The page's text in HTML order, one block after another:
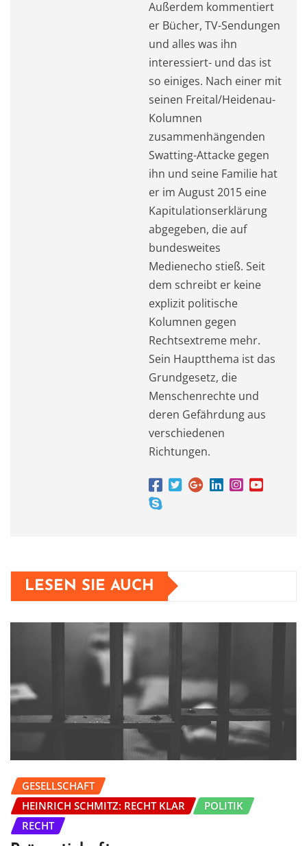
Außerdem kommentiert
er Bücher, TV-Sendungen
und alles was ihn
interessiert- und das ist
so einiges. Nach einer mit
seinen Freital/Heidenau-
Kolumnen
zusammenhängenden
Swatting-Attacke gegen
ihn und seine Familie hat
er im August 2015 eine
Kapitulationserklärung
abgegeben, die auf
bundesweites
Medienecho stieß. Seit
dem schreibt er keine
explizit politische
Kolumnen gegen
Rechtsextreme mehr.
Sein Hauptthema ist das
Grundgesetz, die
Menschenrechte und
deren Gefährdung aus
verschiedenen
Richtungen.
LESEN SIE AUCH
GESELLSCHAFT
HEINRICH SCHMITZ: RECHT KLAR
POLITIK
RECHT